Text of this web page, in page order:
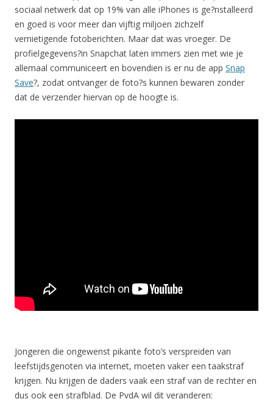
sociaal netwerk dat op 19% van alle iPhones is ge?nstalleerd
en goed is voor meer dan vijftig miljoen zichzelf
vernietigende fotoberichten. Maar dat was vroeger. De
profielgegevens?in Snapchat laten immers zien met wie je
allemaal communiceert en bovendien is er nu de app Snap
Save?, zodat ontvanger de foto?s kunnen bewaren zonder
dat de verzender hiervan op de hoogte is.
Jongeren die ongewenst pikante foto’s verspreiden van
leefstijdsgenoten via internet, moeten vaker een taakstraf
krijgen. Nu krijgen de daders vaak een straf van de rechter en
dus ook een strafblad. De PvdA wil dit veranderen: